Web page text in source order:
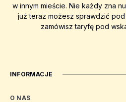
w innym mieście. Nie każdy zna
już teraz możesz sprawdzić
zamówisz taryfę pod
INFORMACJE
O NAS